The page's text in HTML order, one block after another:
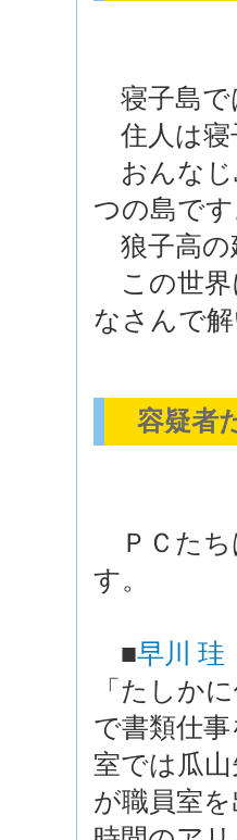
寝子島で
住人は寝
おんなじ
つの島で
狼子高の
この世界
なさんで
容疑者
ＰＣたち
す。
■早川 珪
「たしか
で書類仕
室では瓜
が職員室